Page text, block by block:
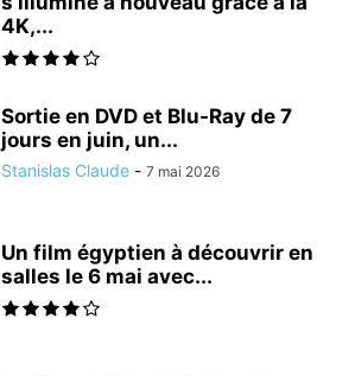
4K,...
Sortie en DVD et Blu-Ray de 7
jours en juin, un...
Stanislas Claude - 7 mai 2026
Un film égyptien à découvrir en
salles le 6 mai avec...